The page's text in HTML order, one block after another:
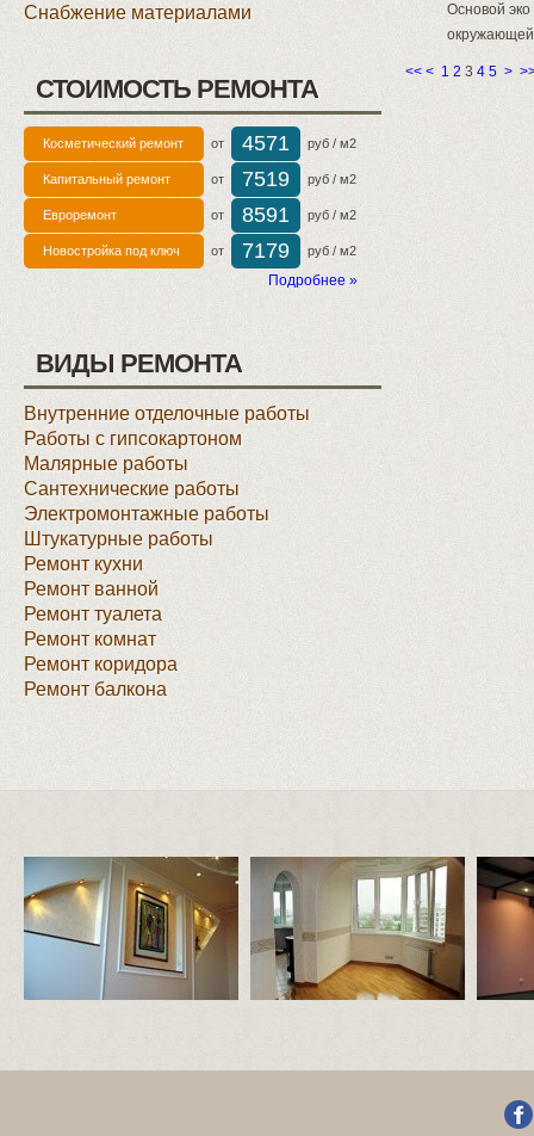
Снабжение материалами
СТОИМОСТЬ РЕМОНТА
Косметический ремонт от 4571 руб / м2
Капитальный ремонт от 7519 руб / м2
Евроремонт от 8591 руб / м2
Новостройка под ключ от 7179 руб / м2
Подробнее »
ВИДЫ РЕМОНТА
Внутренние отделочные работы
Работы с гипсокартоном
Малярные работы
Сантехнические работы
Электромонтажные работы
Штукатурные работы
Ремонт кухни
Ремонт ванной
Ремонт туалета
Ремонт комнат
Ремонт коридора
Ремонт балкона
Основой
окружающей
<< < 1 2 3 4 5 >